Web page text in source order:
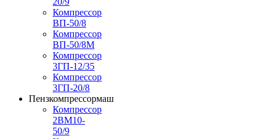
Компрессор
ВП-50/8
Компрессор
ВП-50/8М
Компрессор
3ГП-12/35
Компрессор
3ГП-20/8
Пензкомпрессормаш
Компрессор
2ВМ10-
50/9